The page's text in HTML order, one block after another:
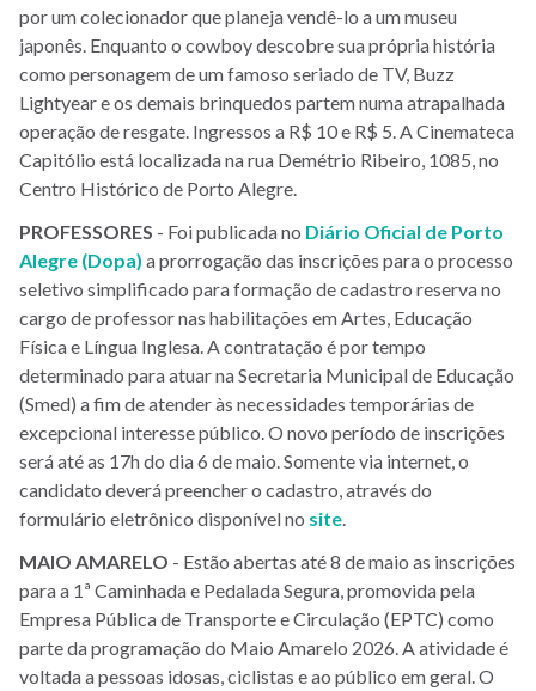
por um colecionador que planeja vendê-lo a um museu
japonês. Enquanto o cowboy descobre sua própria história
como personagem de um famoso seriado de TV, Buzz
Lightyear e os demais brinquedos partem numa atrapalhada
operação de resgate. Ingressos a R$ 10 e R$ 5. A Cinemateca
Capitólio está localizada na rua Demétrio Ribeiro, 1085, no
Centro Histórico de Porto Alegre.
PROFESSORES - Foi publicada no Diário Oficial de Porto
Alegre (Dopa) a prorrogação das inscrições para o processo
seletivo simplificado para formação de cadastro reserva no
cargo de professor nas habilitações em Artes, Educação
Física e Língua Inglesa. A contratação é por tempo
determinado para atuar na Secretaria Municipal de Educação
(Smed) a fim de atender às necessidades temporárias de
excepcional interesse público. O novo período de inscrições
será até as 17h do dia 6 de maio. Somente via internet, o
candidato deverá preencher o cadastro, através do
formulário eletrônico disponível no site
MAIO AMARELO - Estão abertas até 8 de maio as inscrições
para a 1ª Caminhada e Pedalada Segura, promovida pela
Empresa Pública de Transporte e Circulação (EPTC) como
parte da programação do Maio Amarelo 2026. A atividade é
voltada a pessoas idosas, ciclistas e ao público em geral. O